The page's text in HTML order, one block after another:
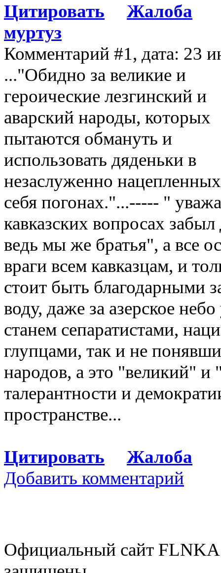
Цитировать
Жалоба
муртуз
Комментарий #1, дата: 23
..."Обидно за великие и
героические лезгинский и
аварский народы, которых
пытаются обмануть и
использовать дяденьки в
незаслуженно
себя погонах."...----- "
кавказских вопросах
ведь мы же братья", а все
враги всем кавказцам, и
стоит быть благодарными
воду, даже за азерское
станем сепаратистами,
глупцами, так и не
народов, а это "великий"
талерантности и
пространстве...
Цитировать
Жалоба
Добавить комментарий
Официальный сайт